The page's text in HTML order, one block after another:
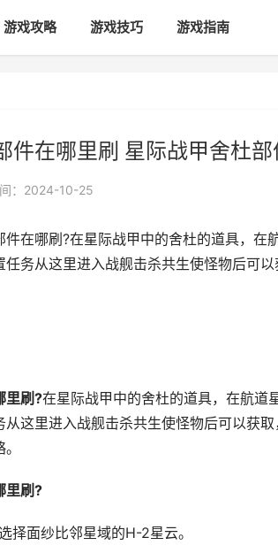
游戏攻略 游戏技巧 游戏指南
件在哪里刷 星际战甲舍杜
：2024-10-25
在哪刷?在星际战甲中的舍杜的道具，在
任务从这里进入战舰击杀共生使怪物后可
里刷?在星际战甲中的舍杜的道具，在航道
从这里进入战舰击杀共生使怪物后可以获
里刷?
择面纱比邻星域的H-2星云。